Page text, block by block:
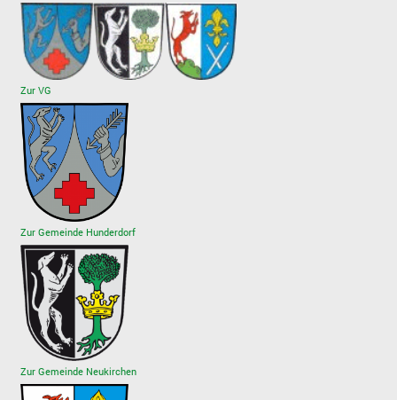
Zur VG
Zur Gemeinde Hunderdorf
Zur Gemeinde Neukirchen